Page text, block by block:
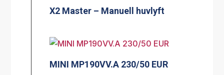
X2 Master – Manuell huvlyft
MINI MP190VV.A 230/50 EUR